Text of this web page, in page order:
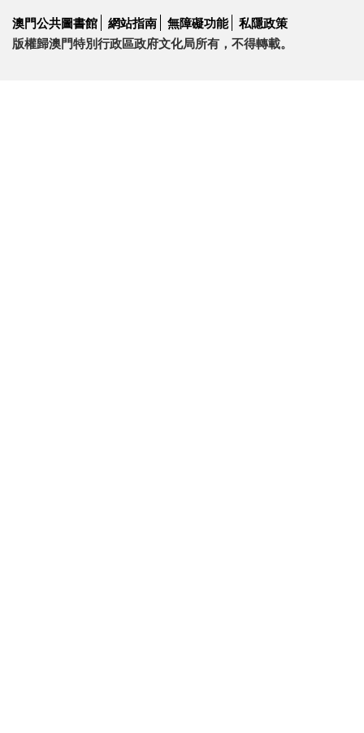
澳門公共圖書館 網站指南 無障礙功能 私隱政策
版權歸澳門特別行政區政府文化局所有，不得轉載。